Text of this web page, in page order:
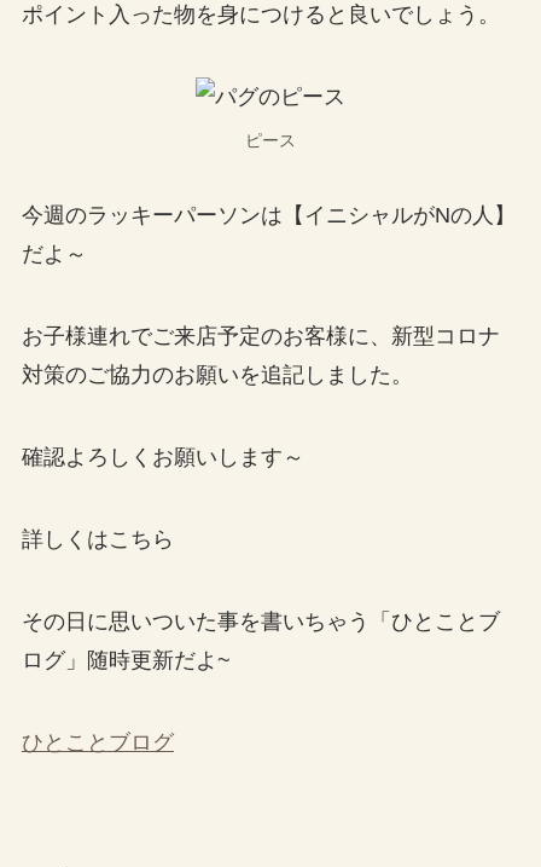
ポイント入った物を身につけると良いでしょう。
ピース
今週のラッキーパーソンは【イニシャルがNの人】
だよ～
お子様連れでご来店予定のお客様に、新型コロナ
対策のご協力のお願いを追記しました。
確認よろしくお願いします～
詳しくはこちら
その日に思いついた事を書いちゃう「ひとことブ
ログ」随時更新だよ~
ひとことブログ